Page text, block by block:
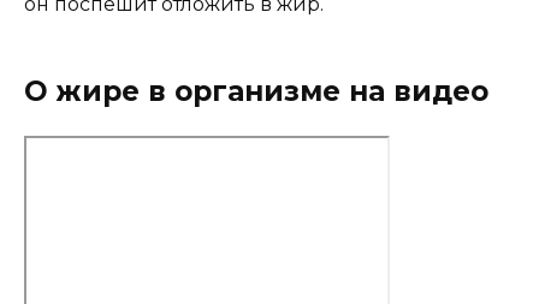
он поспешит отложить в жир.
О жире в организме на видео